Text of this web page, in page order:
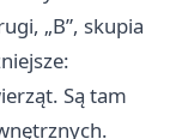
„B”, skupia
Są tam